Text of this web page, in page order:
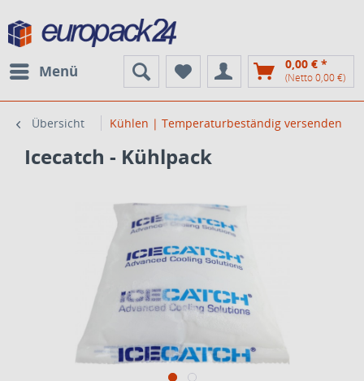
Menü 0,00 € *
(Netto 0,00 €)
Übersicht Kühlen | Temperaturbeständig versenden
Icecatch - Kühlpack